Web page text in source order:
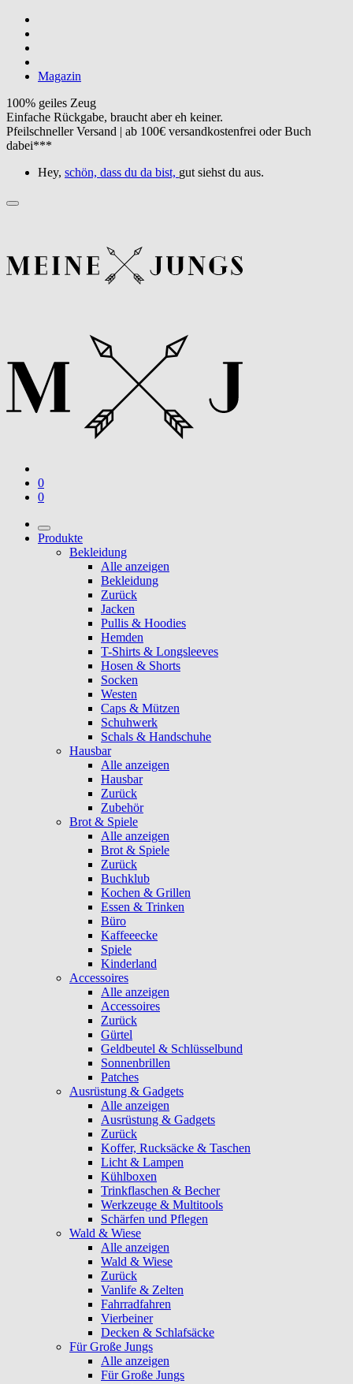
Magazin
100% geiles Zeug
Einfache Rückgabe, braucht aber eh keiner.
Pfeilschneller Versand | ab 100€ versandkostenfrei oder Buch
dabei***
Hey, schön, dass du da bist, gut siehst du aus.
0
0
Produkte
Bekleidung
Alle anzeigen
Bekleidung
Zurück
Jacken
Pullis & Hoodies
Hemden
T-Shirts & Longsleeves
Hosen & Shorts
Socken
Westen
Caps & Mützen
Schuhwerk
Schals & Handschuhe
Hausbar
Alle anzeigen
Hausbar
Zurück
Zubehör
Brot & Spiele
Alle anzeigen
Brot & Spiele
Zurück
Buchklub
Kochen & Grillen
Essen & Trinken
Büro
Kaffeeecke
Spiele
Kinderland
Accessoires
Alle anzeigen
Accessoires
Zurück
Gürtel
Geldbeutel & Schlüsselbund
Sonnenbrillen
Patches
Ausrüstung & Gadgets
Alle anzeigen
Ausrüstung & Gadgets
Zurück
Koffer, Rucksäcke & Taschen
Licht & Lampen
Kühlboxen
Trinkflaschen & Becher
Werkzeuge & Multitools
Schärfen und Pflegen
Wald & Wiese
Alle anzeigen
Wald & Wiese
Zurück
Vanlife & Zelten
Fahrradfahren
Vierbeiner
Decken & Schlafsäcke
Für Große Jungs
Alle anzeigen
Für Große Jungs